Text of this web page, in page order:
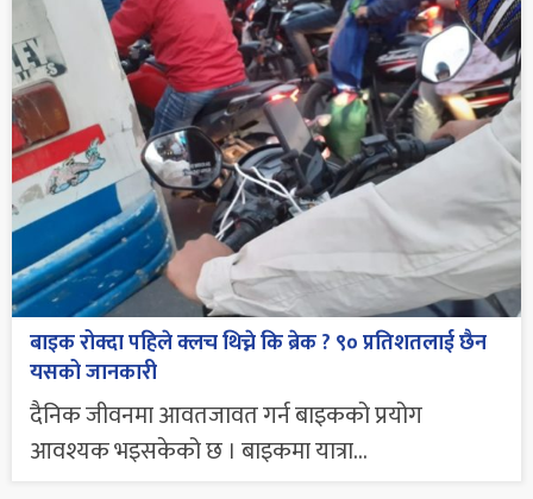
बाइक रोक्दा पहिले क्लच थिच्ने कि ब्रेक ? ९० प्रतिशतलाई छैन
यसको जानकारी
दैनिक जीवनमा आवतजावत गर्न बाइकको प्रयोग
आवश्यक भइसकेको छ । बाइकमा यात्रा...